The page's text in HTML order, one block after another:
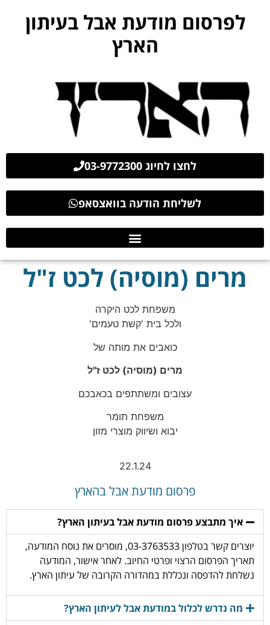
לפרסום מודעת אבל בעיתון
הארץ
לחצו לחיוג 03-9772300
לשליחת הודעה בוואצסאפ
מרים (מוסיה) לכט ז"ל
משפחת לכט היקרה
ולכל בית 'קשת טעמים'
כואבים את מותה של
מרים (מוסיה) לכט ז"ל
עצובים ומשתתפים בכאבכם
משפחת תומר
יבוא ושיווק מוצרי מזון
22.1.24
פרסום מודעת אבל בהארץ
איך מתבצע פרסום מודעת אבל בעיתון הארץ?
יוצרים קשר בטלפון 03-3763533, מוסרים את נוסח המודעה,
תאריך הפרסום הרצוי ופרטי החיוב. לאחר אישור, המודעה
נשלחת להדפסה ונכללת במהדורה הקרובה של עיתון הארץ.
מה נדרש לכלול במודעת אבל לעיתון הארץ?